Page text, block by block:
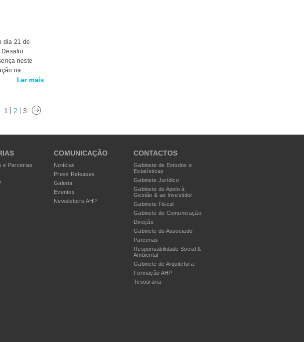
dia 21 de
Desafio
neste
na...
Ler mais
1 2 3
e Parcerias
COMUNICAÇÃO
Notícias
Press Releases
Galeria
Eventos
Newsletters AHP
CONTACTOS
Gabinete de Estudos e
Estatísticas
Gabinete Jurídico
Gabinete de Apoio à
Gestão & ao Investidor
Gabinete Fiscal
Gabinete de Comunicação
Direção
Gabinete do Associado
Parcerias
Responsabilidade Social &
Ambiental
Gabinete de Arquitetura
Formação AHP
Tesouraria